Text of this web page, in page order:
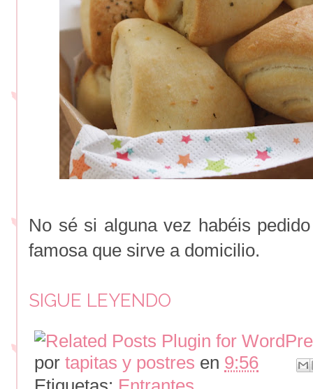
No sé si alguna vez habéis
famosa que sirve a domicilio.
SIGUE LEYENDO
por tapitas y postres en 9:56